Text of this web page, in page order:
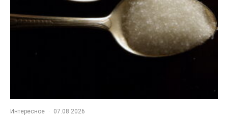
Интересное · 07.08.2026